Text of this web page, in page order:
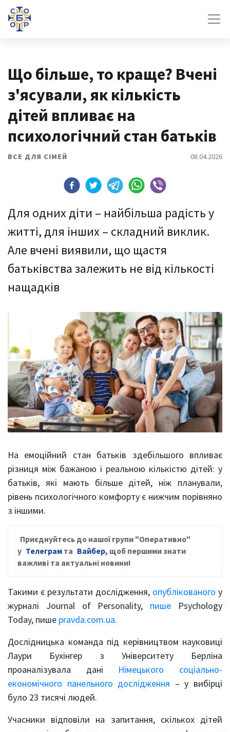
Що більше, то краще? Вчені
з'ясували, як кількість
дітей впливає на
психологічний стан батьків
ВСЕ ДЛЯ СІМЕЙ 08.04.2026
Для одних діти – найбільша радість у
житті, для інших – складний виклик.
Але вчені виявили, що щастя
батьківства залежить не від кількості
нащадків
На емоційний стан батьків здебільшого впливає
різниця між бажаною і реальною кількістю дітей: у
батьків, які мають більше дітей, ніж планували,
рівень психологічного комфорту є нижчим порівняно
з іншими.
Приєднуйтесь до нашої групи "Оперативно"
у Телеграм та Вайбер, щоб першими знати
важливі та актуальні новини!
Такими є результати дослідження, опублікованого у
журналі Journal of Personality, пише Psychology
Today, пише pravda.com.ua.
Дослідницька команда під керівництвом науковиці
Лаури Бухінгер з Університету Берліна
проаналізувала дані Німецького соціально-
економічного панельного дослідження – у вибірці
було 23 тисячі людей.
Учасники відповіли на запитання, скількох дітей